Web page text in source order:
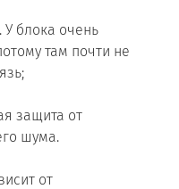
У блока очень
там почти не
защита от
шума.
от